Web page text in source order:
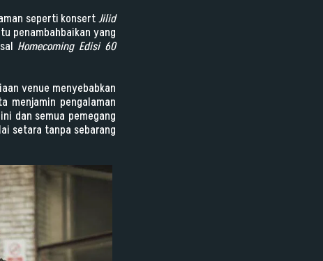
seperti konsertJilid
penambahbaikan yang
Homecoming Edisi 60
venue menyebabkan
menjamin pengalaman
dan semua pemegang
setara tanpa sebarang